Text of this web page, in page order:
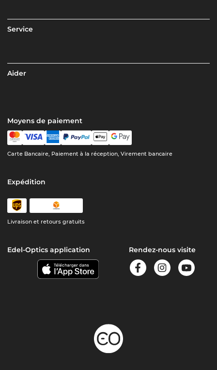
Service
Aider
Moyens de paiement
Carte Bancaire, Paiement à la réception, Virement bancaire
Expédition
Livraison et retours gratuits
Edel-Optics application Rendez-nous visite